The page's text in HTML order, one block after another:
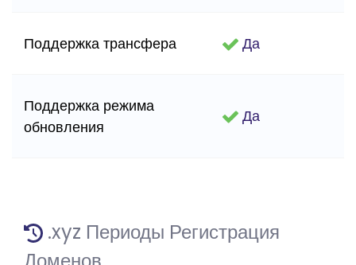
Поддержка трансфера Да
Поддержка режима
обновления
Да
.xyz Периоды Регистрация